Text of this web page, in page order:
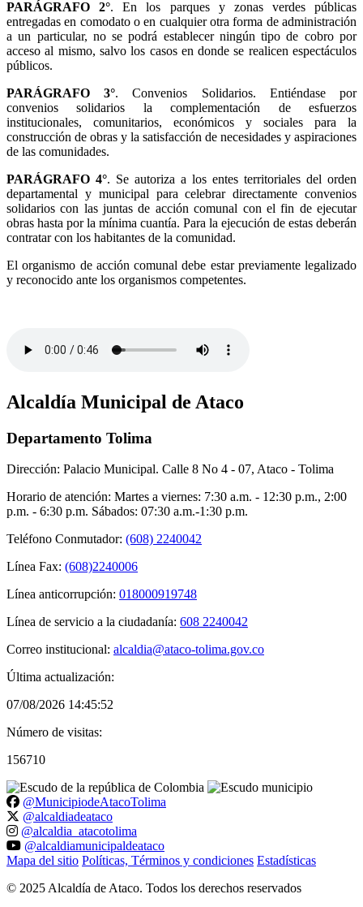
PARÁGRAFO 2°. En los parques y zonas verdes públicas
entregadas en comodato o en cualquier otra forma de administración
a un particular, no se podrá establecer ningún tipo de cobro por
acceso al mismo, salvo los casos en donde se realicen espectáculos
públicos.
PARÁGRAFO 3°. Convenios Solidarios. Entiéndase por
convenios solidarios la complementación de esfuerzos
institucionales, comunitarios, económicos y sociales para la
construcción de obras y la satisfacción de necesidades y aspiraciones
de las comunidades.
PARÁGRAFO 4°. Se autoriza a los entes territoriales del orden
departamental y municipal para celebrar directamente convenios
solidarios con las juntas de acción comunal con el fin de ejecutar
obras hasta por la mínima cuantía. Para la ejecución de estas deberán
contratar con los habitantes de la comunidad.
El organismo de acción comunal debe estar previamente legalizado
y reconocido ante los organismos competentes.
Alcaldía Municipal de Ataco
Departamento Tolima
Dirección: Palacio Municipal. Calle 8 No 4 - 07, Ataco - Tolima
Horario de atención: Martes a viernes: 7:30 a.m. - 12:30 p.m., 2:00
p.m. - 6:30 p.m. Sábados: 07:30 a.m.-1:30 p.m.
Teléfono Conmutador: (608) 2240042
Línea Fax: (608)2240006
Línea anticorrupción: 018000919748
Línea de servicio a la ciudadanía: 608 2240042
Correo institucional: alcaldia@ataco-tolima.gov.co
Última actualización:
07/08/2026 14:45:52
Número de visitas:
156710
@MunicipiodeAtacoTolima
@alcaldiadeataco
@alcaldia_atacotolima
@alcaldiamunicipaldeataco
Mapa del sitio Políticas, Términos y condiciones Estadísticas
© 2025 Alcaldía de Ataco. Todos los derechos reservados